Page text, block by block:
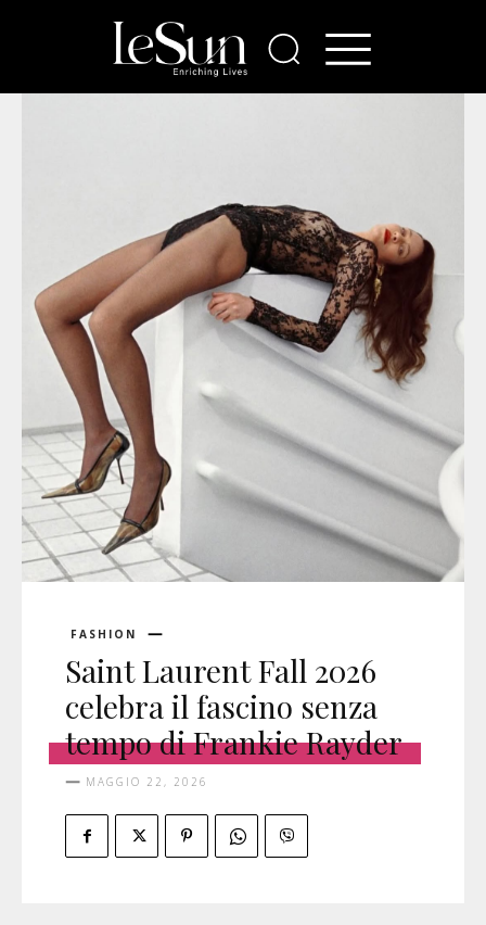
FASHION
Saint Laurent Fall 2026
celebra il fascino senza
tempo di Frankie Rayder
MAGGIO 22, 2026